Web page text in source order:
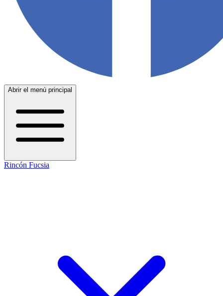
Abrir el menú principal
Rincón Fucsia